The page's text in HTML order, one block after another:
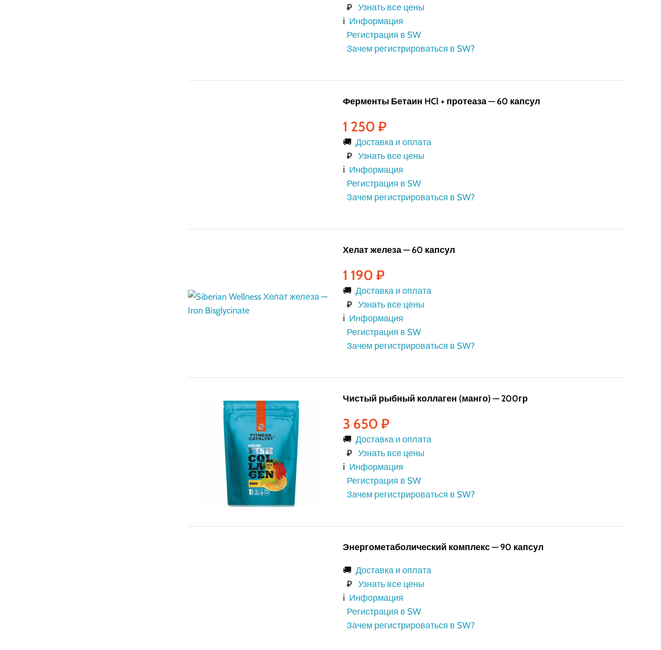
₽ Узнать все цены
ℹ️ Информация
Регистрация в SW
Зачем регистрироваться в SW?
Ферменты Бетаин HCl + протеаза — 60 капсул
1 250 ₽
🚚 Доставка и оплата
₽ Узнать все цены
ℹ️ Информация
Регистрация в SW
Зачем регистрироваться в SW?
Хелат железа — 60 капсул
1 190 ₽
🚚 Доставка и оплата
₽ Узнать все цены
ℹ️ Информация
Регистрация в SW
Зачем регистрироваться в SW?
Чистый рыбный коллаген (манго) — 200гр
3 650 ₽
🚚 Доставка и оплата
₽ Узнать все цены
ℹ️ Информация
Регистрация в SW
Зачем регистрироваться в SW?
Энергометаболический комплекс — 90 капсул
🚚 Доставка и оплата
₽ Узнать все цены
ℹ️ Информация
Регистрация в SW
Зачем регистрироваться в SW?